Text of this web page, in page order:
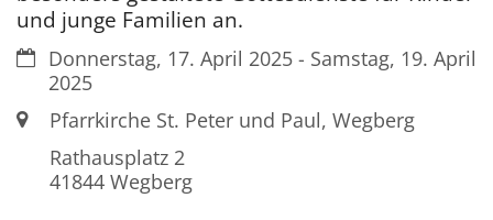
und junge Familien an.
Datum:Donnerstag, 17. April 2025 - Samstag, 19. April
2025
Ort: Pfarrkirche St. Peter und Paul, Wegberg
Rathausplatz 2
41844 Wegberg